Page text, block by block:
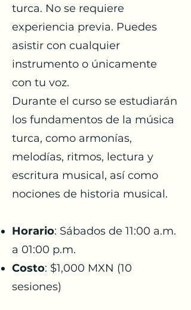
turca. No se requiere
experiencia previa. Puedes
asistir con cualquier
instrumento o únicamente
con tu voz.
Durante el curso se estudiarán
los fundamentos de la música
turca, como armonías,
melodías, ritmos, lectura y
escritura musical, así como
nociones de historia musical.
Horario: Sábados de 11:00 a.m.
a 01:00 p.m.
Costo: $1,000 MXN (10
sesiones)